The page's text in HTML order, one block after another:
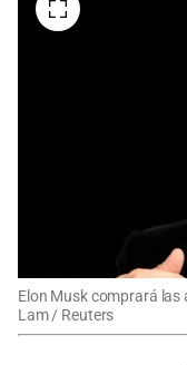
Elon Musk comprará las
Lam / Reuters